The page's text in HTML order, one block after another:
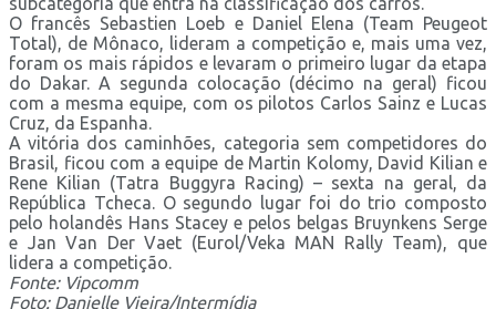
O francês Sebastien Loeb e Daniel Elena (Team Peugeot
Total), de Mônaco, lideram a competição e, mais uma vez,
foram os mais rápidos e levaram o primeiro lugar da etapa
do Dakar. A segunda colocação (décimo na geral) ficou
com a mesma equipe, com os pilotos Carlos Sainz e Lucas
Cruz, da Espanha.
A vitória dos caminhões, categoria sem competidores do
Brasil, ficou com a equipe de Martin Kolomy, David Kilian e
Rene Kilian (Tatra Buggyra Racing) – sexta na geral, da
República Tcheca. O segundo lugar foi do trio composto
pelo holandês Hans Stacey e pelos belgas Bruynkens Serge
e Jan Van Der Vaet (Eurol/Veka MAN Rally Team), que
lidera a competição.
Fonte: Vipcomm
Foto: Danielle Vieira/Intermídia